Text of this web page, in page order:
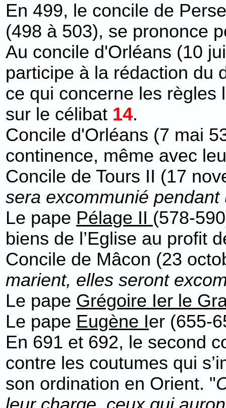
En 499, le concile de
(498 à 503), se prononce
Au concile d'Orléans (10
participe à la rédaction du
ce qui concerne les règles
sur le célibat 14.
Concile d'Orléans (7 mai
continence, même avec
Concile de Tours II (17
sera excommunié pendant
Le pape Pélage II (578-
biens de l’Eglise au profit
Concile de Mâcon (23
marient, elles seront
Le pape Grégoire Ier le
Le pape Eugène Ier (655-
En 691 et 692, le second
contre les coutumes qui
son ordination en Orient. "